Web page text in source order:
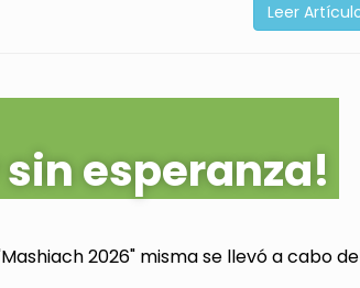
Leer
esperanza!
2026" misma se llevó a cabo